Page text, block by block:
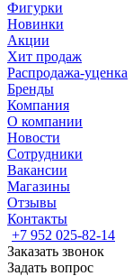
Фигурки
Новинки
Акции
Хит продаж
Распродажа-уценка
Бренды
Компания
О компании
Новости
Сотрудники
Вакансии
Магазины
Отзывы
Контакты
+7 952 025-82-14
Заказать звонок
Задать вопрос